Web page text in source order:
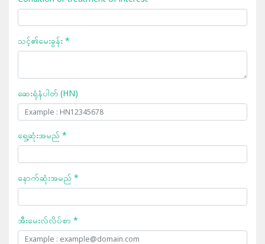
သင့်၏မေးခွန်း *
ဆေးရုံနံပါတ် (HN)
ရှေ့ဆုံးအမည် *
နောက်ဆုံးအမည် *
အီးမေးလ်လိပ်စာ *